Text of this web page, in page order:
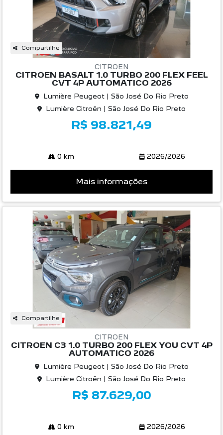
Compartilhe
CITROEN
CITROEN BASALT 1.0 TURBO 200 FLEX FEEL
CVT 4P AUTOMATICO 2026
Lumière Peugeot | São José Do Rio Preto
Lumière Citroën | São José Do Rio Preto
R$ 98.821,49
0 km 2026/2026
Mais informações
Compartilhe
CITROEN
CITROEN C3 1.0 TURBO 200 FLEX YOU CVT 4P
AUTOMATICO 2026
Lumière Peugeot | São José Do Rio Preto
Lumière Citroën | São José Do Rio Preto
R$ 87.629,00
0 km 2026/2026